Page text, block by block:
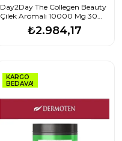
Day2Day The Collegen Beauty
Çilek Aromalı 10000 Mg 30
Saşe - 3 Al 2 Öde
₺2.984,17
KARGO
BEDAVA!